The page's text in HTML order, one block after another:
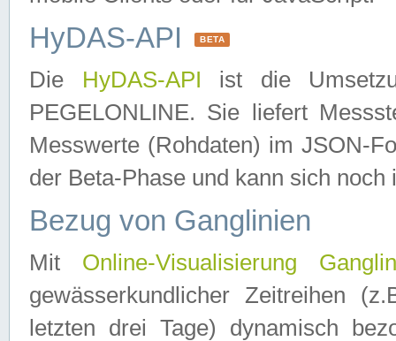
HyDAS-API BETA
Die HyDAS-API ist die
PEGELONLINE. Sie liefert
Messwerte (Rohdaten) im JSON-
der Beta-Phase und kann sich noch
Bezug von Ganglinien
Mit Online-Visualisierung
gewässerkundlicher Zeitreihen
letzten drei Tage) dynamisch